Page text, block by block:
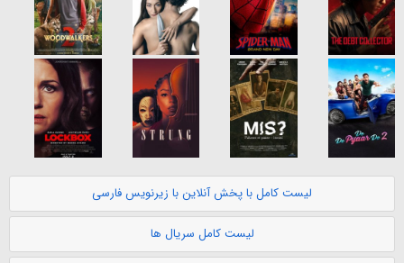
لیست کامل با پخش آنلاین با زیرنویس فارسی
لیست کامل سریال ها